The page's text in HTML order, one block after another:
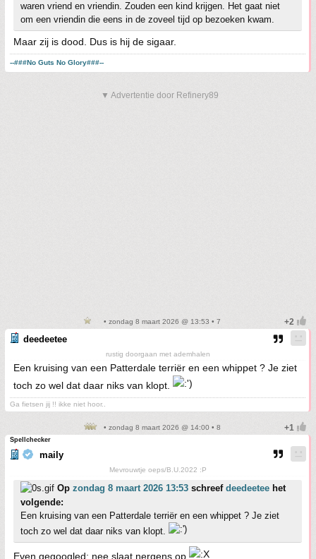
waren vriend en vriendin. Zouden een kind krijgen. Het gaat niet
om een vriendin die eens in de zoveel tijd op bezoeken kwam.
Maar zij is dood. Dus is hij de sigaar.
--###No Guts No Glory###--
▼ Advertentie door Refinery89
• zondag 8 maart 2026 @ 13:53 • 7
deedeetee
rustig doorgaan met ademhalen
Een kruising van een Patterdale terriër en een whippet ? Je ziet
toch zo wel dat daar niks van klopt.
Ga fietsen jij !! ikke niet hoor..
• zondag 8 maart 2026 @ 14:00 • 8
Spellchecker
maily
Mevrouwtje oeps/B.U.2022 :P
Op zondag 8 maart 2026 13:53 schreef deedeetee het
volgende:
Een kruising van een Patterdale terriër en een whippet ? Je ziet
toch zo wel dat daar niks van klopt.
Even gegoogled; nee slaat nergens op